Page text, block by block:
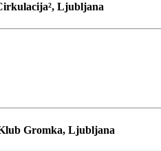
Ljubljana
Gromka, Ljubljana